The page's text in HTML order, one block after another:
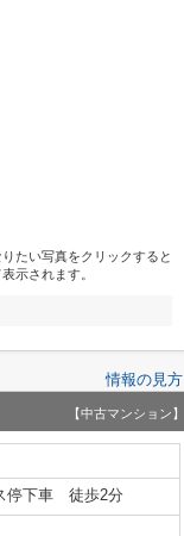
たい写真をクリックすると
示されます。
情報の見方
【中古マンション】
停下車 徒歩2分